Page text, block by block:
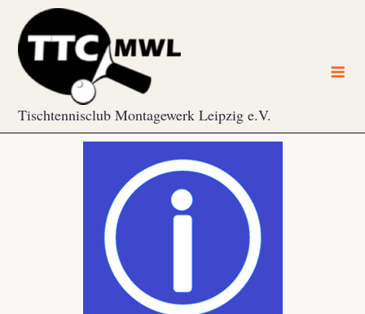
content
Tischtennisclub Montagewerk Leipzig e.V.